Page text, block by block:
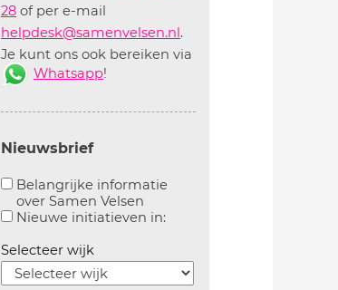
28 of per e-mail
helpdesk@samenvelsen.nl.
Je kunt ons ook bereiken via
Whatsapp!
Nieuwsbrief
Belangrijke informatie
over Samen Velsen
Aanvinken om belangrijke informatie over
Nieuwe initiatieven in:Aanvinken om
Selecteer wijk